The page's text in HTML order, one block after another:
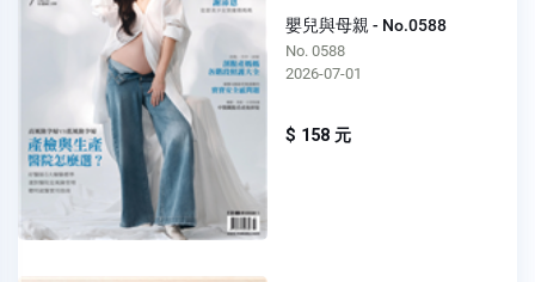
嬰兒與母親 - No.0588
No. 0588
2026-07-01
$ 158 元